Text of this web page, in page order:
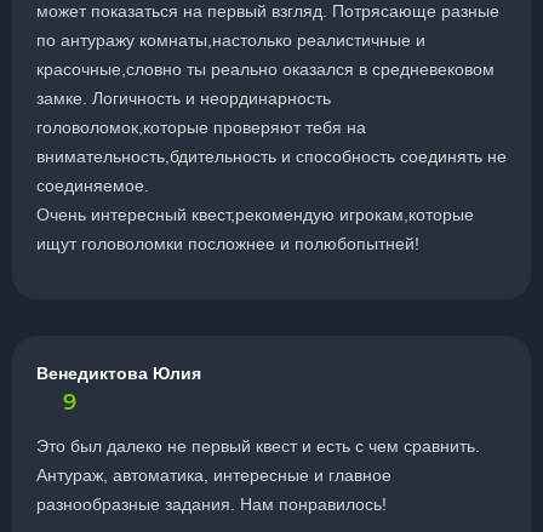
может показаться на первый взгляд. Потрясающе разные
по антуражу комнаты,настолько реалистичные и
красочные,словно ты реально оказался в средневековом
замке. Логичность и неординарность
головоломок,которые проверяют тебя на
внимательность,бдительность и способность соединять не
соединяемое.
Очень интересный квест,рекомендую игрокам,которые
ищут головоломки посложнее и полюбопытней!
Венедиктова Юлия
9
Это был далеко не первый квест и есть с чем сравнить.
Антураж, автоматика, интересные и главное
разнообразные задания. Нам понравилось!